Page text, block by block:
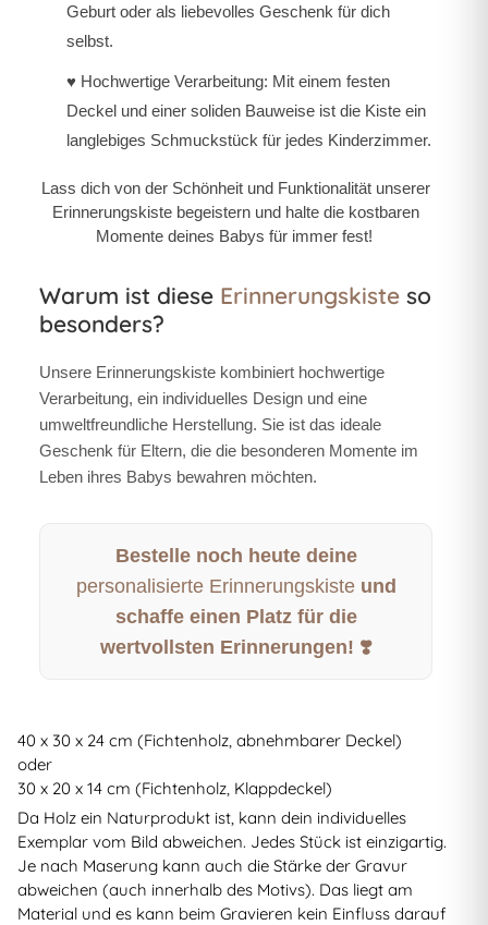
Geburt oder als liebevolles Geschenk für dich
selbst.
♥️ Hochwertige Verarbeitung: Mit einem festen
Deckel und einer soliden Bauweise ist die Kiste ein
langlebiges Schmuckstück für jedes Kinderzimmer.
Lass dich von der Schönheit und Funktionalität unserer
Erinnerungskiste begeistern und halte die kostbaren
Momente deines Babys für immer fest!
Warum ist diese Erinnerungskiste so
besonders?
Unsere Erinnerungskiste kombiniert hochwertige
Verarbeitung, ein individuelles Design und eine
umweltfreundliche Herstellung. Sie ist das ideale
Geschenk für Eltern, die die besonderen Momente im
Leben ihres Babys bewahren möchten.
Bestelle noch heute deine
personalisierte Erinnerungskisteund
schaffe einen Platz für die
wertvollsten Erinnerungen! ❣️
40 x 30 x 24 cm (Fichtenholz, abnehmbarer Deckel)
oder
30 x 20 x 14 cm (Fichtenholz, Klappdeckel)
Da Holz ein Naturprodukt ist, kann dein individuelles
Exemplar vom Bild abweichen. Jedes Stück ist einzigartig.
Je nach Maserung kann auch die Stärke der Gravur
abweichen (auch innerhalb des Motivs). Das liegt am
Material und es kann beim Gravieren kein Einfluss darauf